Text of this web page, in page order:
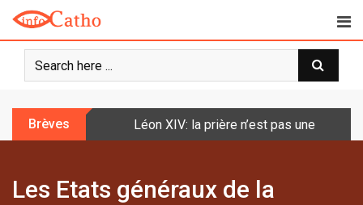
o
Brèves Léon XIV: la prière n’est pas une
Les Etats généraux de la